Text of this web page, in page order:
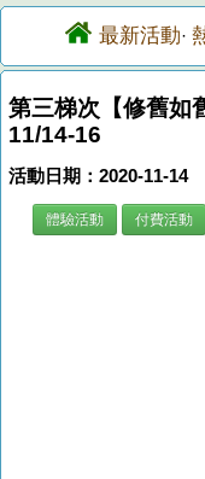
最新活動·
第三梯次【修舊如
11/14-16
活動日期：2020-11-14
體驗活動 付費活動